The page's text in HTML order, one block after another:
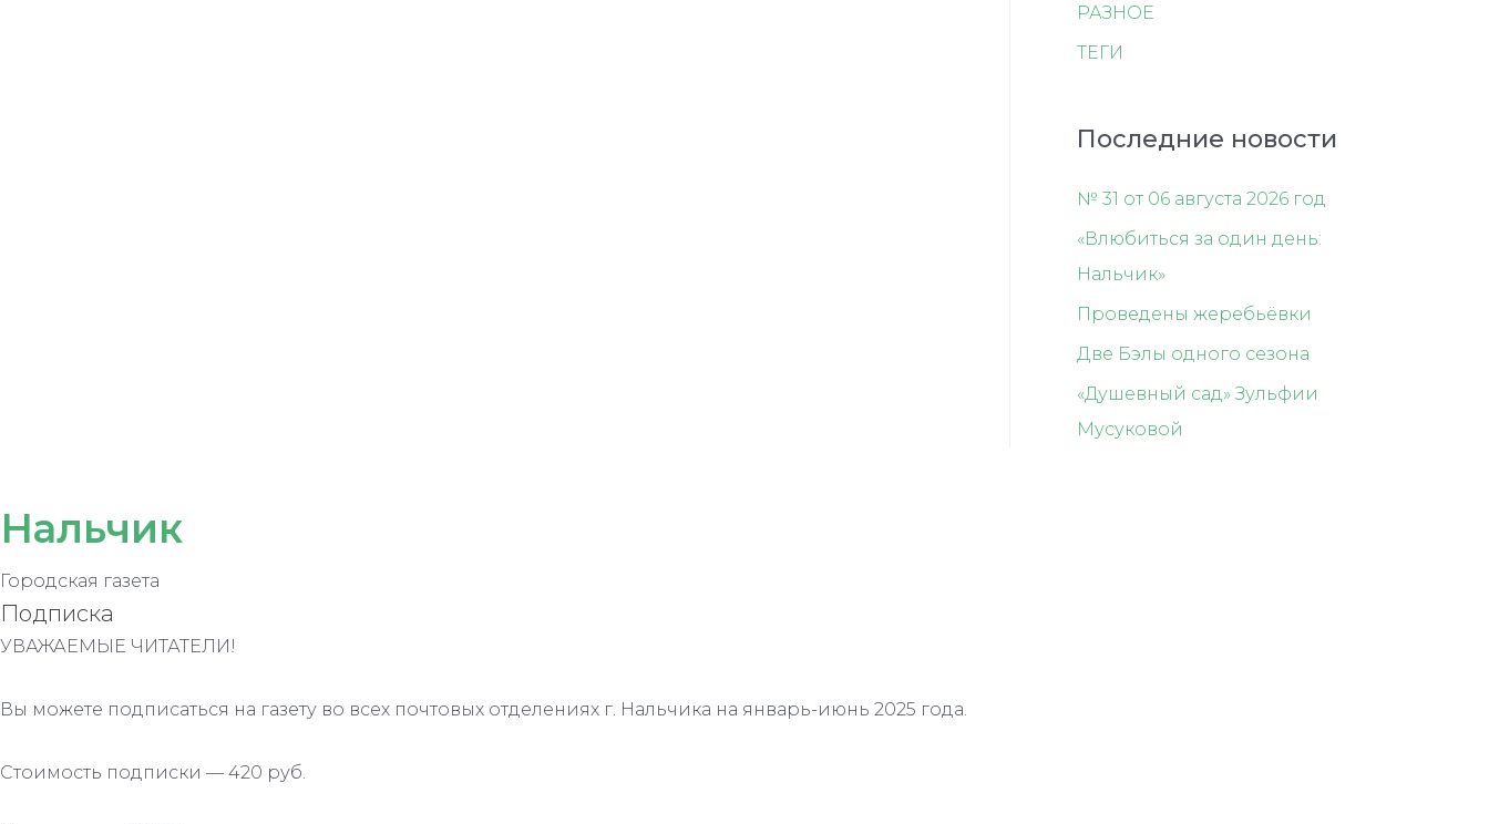
РАЗНОЕ
ТЕГИ
Последние новости
№ 31 от 06 августа 2026 год
«Влюбиться за один день:
Нальчик»
Проведены жеребьёвки
Две Бэлы одного сезона
«Душевный сад» Зульфии
Мусуковой
Нальчик
Городская газета
Подписка
УВАЖАЕМЫЕ ЧИТАТЕЛИ!
Вы можете подписаться на газету во всех почтовых отделениях г. Нальчика на январь-июнь 2025 года.
Стоимость подписки — 420 руб.